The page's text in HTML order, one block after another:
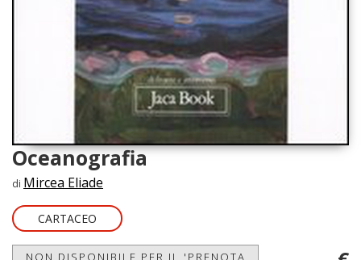
Oceanografia
di Mircea Eliade
CARTACEO
NON DISPONIBILE PER IL 'PRENOTA